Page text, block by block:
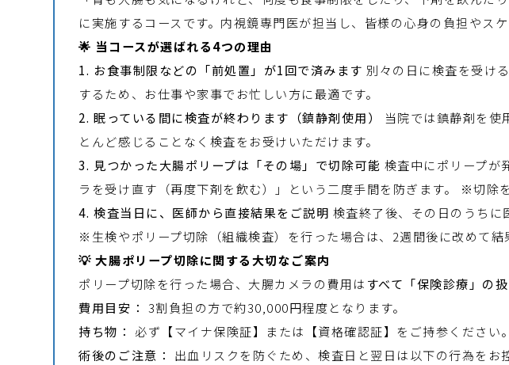
に実施するコースです。内視鏡専門医が担当し、皆様の心身の負担やス
🌟 当コースが選ばれる4つの理由
1. お食事制限などの「前処置」が1回で済みます 別々の日に検査を受け
するため、お仕事や家事でお忙しい方に最適です。
2. 眠っている間に検査が終わります（鎮静剤使用）
当院では鎮静剤を使
とんど感じることなく検査をお受けいただけます。
3. 見つかった大腸ポリープは「その場」で切除可能 検査中にポリープが
ラを受け直す（再度下剤を飲む）」という二度手間を防ぎます。 ※切除
4. 検査当日に、医師から直接結果をご説明 検査終了後、その日のうちに
※生検やポリープ切除（組織検査）を行った場合は、2週間後に改めて結
💡 大腸ポリープ切除に関する大切なご案内
ポリープ切除を行った場合、大腸カメラの費用は すべて「保険診療」の
費用目安： 3割負担の方で約30,000円程度となります。
持ち物： 必ず【マイナ保険証】または【資格確認証】をご持参ください。
術後のご注意： 出血リスクを防ぐため、検査日と翌日は以下の行為をお